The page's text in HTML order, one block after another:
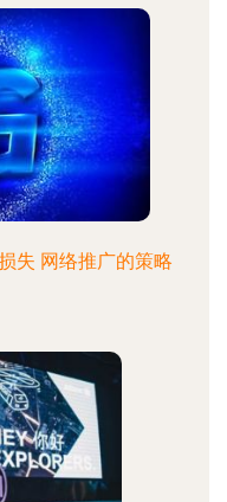
失 网络推广的策略